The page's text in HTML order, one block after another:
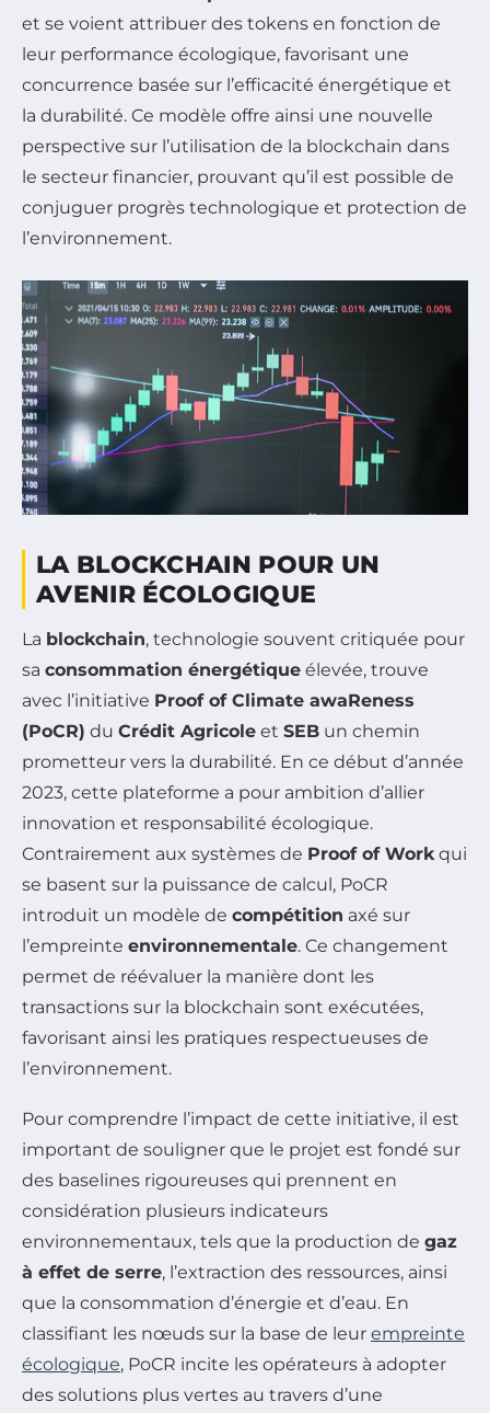
et se voient attribuer des tokens en fonction de
leur performance écologique, favorisant une
concurrence basée sur l’efficacité énergétique et
la durabilité. Ce modèle offre ainsi une nouvelle
perspective sur l’utilisation de la blockchain dans
le secteur financier, prouvant qu’il est possible de
conjuguer progrès technologique et protection de
l’environnement.
LA BLOCKCHAIN POUR UN
AVENIR ÉCOLOGIQUE
La blockchain, technologie souvent critiquée pour
sa consommation énergétique élevée, trouve
avec l’initiative Proof of Climate awaReness
(PoCR) du Crédit Agricole et SEB un chemin
prometteur vers la durabilité. En ce début d’année
2023, cette plateforme a pour ambition d’allier
innovation et responsabilité écologique.
Contrairement aux systèmes de Proof of Work qui
se basent sur la puissance de calcul, PoCR
introduit un modèle de compétition axé sur
l’empreinte environnementale. Ce changement
permet de réévaluer la manière dont les
transactions sur la blockchain sont exécutées,
favorisant ainsi les pratiques respectueuses de
l’environnement.
Pour comprendre l’impact de cette initiative, il est
important de souligner que le projet est fondé sur
des baselines rigoureuses qui prennent en
considération plusieurs indicateurs
environnementaux, tels que la production de gaz
à effet de serre, l’extraction des ressources, ainsi
que la consommation d’énergie et d’eau. En
classifiant les nœuds sur la base de leur empreinte
écologique, PoCR incite les opérateurs à adopter
des solutions plus vertes au travers d’une